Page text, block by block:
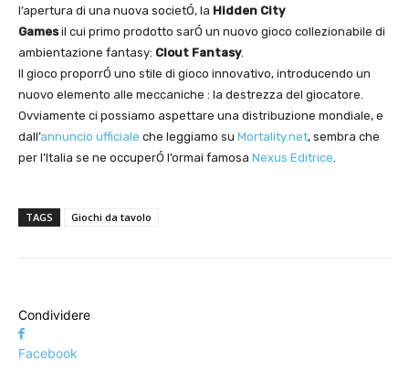
l’apertura di una nuova societÓ, la Hidden City
Gamesil cui primo prodotto sarÓ un nuovo gioco collezionabile di
ambientazione fantasy: Clout Fantasy.
Il gioco proporrÓ uno stile di gioco innovativo, introducendo un
nuovo elemento alle meccaniche : la destrezza del giocatore.
Ovviamente ci possiamo aspettare una distribuzione mondiale, e
dall’annuncio ufficiale che leggiamo su Mortality.net, sembra che
per l’Italia se ne occuperÓ l’ormai famosa Nexus Editrice.
TAGS Giochi da tavolo
Condividere
Facebook